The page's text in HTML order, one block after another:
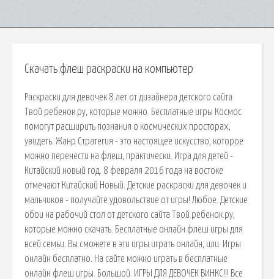
Скачать флеш раскраски на компьютер
Раскраски для девочек 8 лет от дизайнера детского сайта
Твой ребенок.ру, которые можно. Бесплатные игры Космос
помогут расширить познания о космических просторах,
увидеть. Жанр Стратегия - это настоящее искусство, которое
можно перенести на флеш, практически. Игра для детей -
Китайский новый год. 8 февраля 2016 года на востоке
отмечают Китайский Новый. Детские раскраски для девочек и
мальчиков - получайте удовольствие от игры! Любое. Детские
обои на рабочий стол от детского сайта Твой ребенок.ру,
которые можно скачать. Бесплатные онлайн флеш игры для
всей семьи. Вы сможете в эти игры играть онлайн, или. Игры
онлайн бесплатно. На сайте можно играть в бесплатные
онлайн флеш игры. Большой. ИГРЫ ДЛЯ ДЕВОЧЕК ВИНКС!!! Все